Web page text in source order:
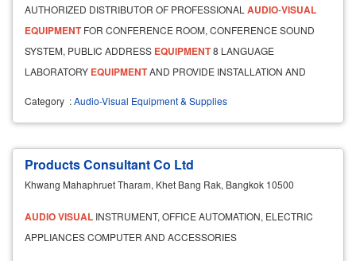
AUTHORIZED DISTRIBUTOR OF PROFESSIONAL AUDIO-VISUAL
EQUIPMENTFOR CONFERENCE ROOM, CONFERENCE SOUND
SYSTEM, PUBLIC ADDRESS EQUIPMENT8 LANGUAGE
LABORATORY EQUIPMENTAND PROVIDE INSTALLATION AND
Category :Audio-Visual Equipment & Supplies
Products Consultant Co Ltd
Khwang Mahaphruet Tharam, Khet Bang Rak, Bangkok 10500
AUDIOVISUAL INSTRUMENT, OFFICE AUTOMATION, ELECTRIC
APPLIANCES COMPUTER AND ACCESSORIES